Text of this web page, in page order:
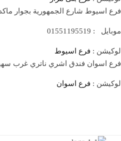
فرع اسيوط شارع الجمهورية بجوار
موبايل : 01551195519
لوكيشن : فرع اسيوط
فرع اسوان فندق اشري ناتري غرب
لوكيشن : فرع اسوان